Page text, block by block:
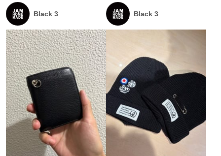
Black 3 Black 3